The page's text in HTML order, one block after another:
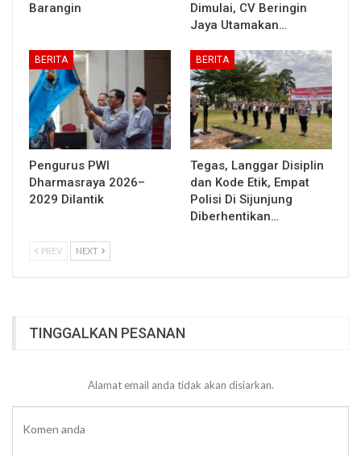
Barangin
Dimulai, CV Beringin
Jaya Utamakan…
BERITA
Pengurus PWI
Dharmasraya 2026–
2029 Dilantik
BERITA
Tegas, Langgar Disiplin
dan Kode Etik, Empat
Polisi Di Sijunjung
Diberhentikan…
PREV NEXT
TINGGALKAN PESANAN
Alamat email anda tidak akan disiarkan.